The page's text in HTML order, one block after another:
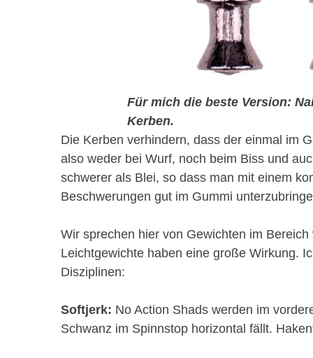
Für mich die beste Version:
Kerben.
Die Kerben verhindern, dass der einmal im
also weder bei Wurf, noch beim Biss und
schwerer als Blei, so dass man mit einem
Beschwerungen gut im Gummi
Wir sprechen hier von Gewichten im
Leichtgewichte haben eine große Wirkung.
Disziplinen:
Softjerk: No Action Shads werden im
Schwanz im Spinnstop horizontal fällt.